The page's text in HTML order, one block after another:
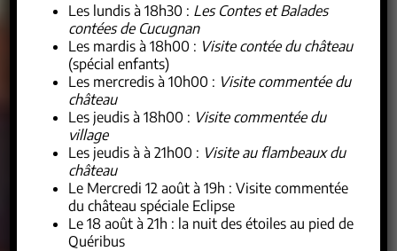
Les lundis à 18h30 : Les Contes et Balades
contées de Cucugnan
Les mardis à 18h00 : Visite contée du château
(spécial enfants)
Les mercredis à 10h00 : Visite commentée du
château
Les jeudis à 18h00 : Visite commentée du
village
Les jeudis à à 21h00 : Visite au flambeaux du
château
Le Mercredi 12 août à 19h : Visite commentée
du château spéciale Eclipse
Le 18 août à 21h : la nuit des étoiles au pied de
Quéribus